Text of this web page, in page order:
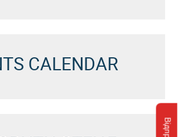
CALENDAR